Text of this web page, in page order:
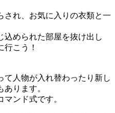
れ、お気に入りの衣類と一
められた部屋を抜け出し
こう！
人物が入れ替わったり新し
ります。
ンド式です。